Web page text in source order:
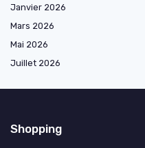
Janvier 2026
Mars 2026
Mai 2026
Juillet 2026
Shopping